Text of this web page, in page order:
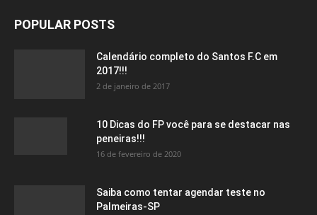
POPULAR POSTS
Calendário completo do Santos F.C em
2017!!!
2 de janeiro de 2017
10 Dicas do FP você para se destacar nas
peneiras!!!
16 de fevereiro de 2020
Saiba como tentar agendar teste no
Palmeiras-SP